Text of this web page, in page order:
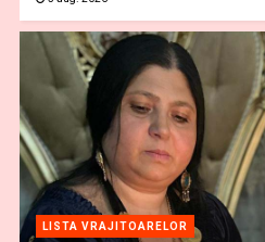
LISTA VRAJITOARELOR